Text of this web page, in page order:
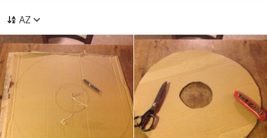
AZ